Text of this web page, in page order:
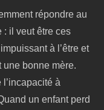
répondre au
: il veut être ces
à l’être et
une bonne mère.
l’incapacité à
un enfant perd